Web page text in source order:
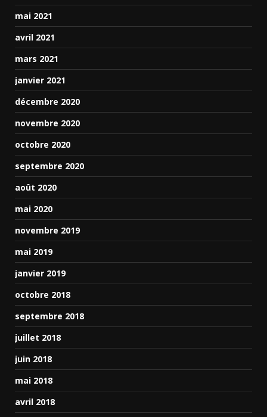
mai 2021
avril 2021
mars 2021
janvier 2021
décembre 2020
novembre 2020
octobre 2020
septembre 2020
août 2020
mai 2020
novembre 2019
mai 2019
janvier 2019
octobre 2018
septembre 2018
juillet 2018
juin 2018
mai 2018
avril 2018